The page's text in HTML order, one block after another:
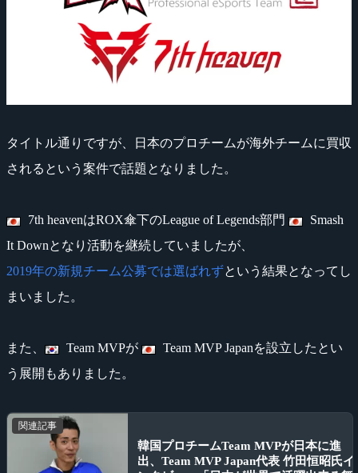
タイトル通りですが、日本のプロチームが海外チームに買収
されるという案件で話題となりました。
7th heavenはROX傘下のLeague of Legends部門
Smash
It Downとなり活動を継続していましたが、
2019年の新規チーム公募では選ばれずという結果となってし
まいました。
また、 Team MVPが
Team MVP Japanを設立したとい
う展開もありました。
関連記事
韓国プロチームTeam MVPが日本に進
出、Team MVP Japan代表 竹田恒昭氏イ